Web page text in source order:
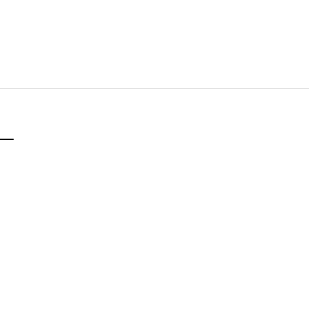
Pokrycie sofy rozkł 3 osob., Karlshov beżowy/
Pokrycie sofy rozkł 3 osob., Kilanda granatowy